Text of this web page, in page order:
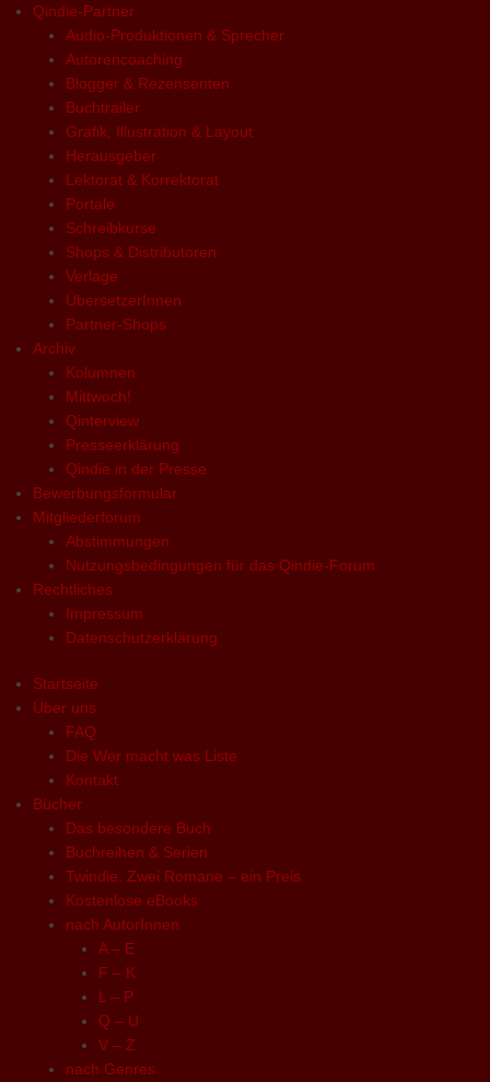
Qindie-Partner
Audio-Produktionen & Sprecher
Autorencoaching
Blogger & Rezensenten
Buchtrailer
Grafik, Illustration & Layout
Herausgeber
Lektorat & Korrektorat
Portale
Schreibkurse
Shops & Distributoren
Verlage
ÜbersetzerInnen
Partner-Shops
Archiv
Kolumnen
Mittwoch!
Qinterview
Presseerklärung
Qindie in der Presse
Bewerbungsformular
Mitgliederforum
Abstimmungen
Nutzungsbedingungen für das Qindie-Forum
Rechtliches
Impressum
Datenschutzerklärung
Startseite
Über uns
FAQ
Die Wer macht was Liste
Kontakt
Bücher
Das besondere Buch
Buchreihen & Serien
Twindie: Zwei Romane – ein Preis
Kostenlose eBooks
nach AutorInnen
A – E
F – K
L – P
Q – U
V – Z
nach Genres